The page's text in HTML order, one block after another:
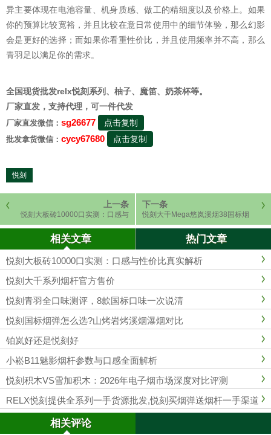
异主要体现在电池容量、机身质感、做工的精细度以及价格上。如果
你的预算比较宽裕，并且比较在意日常使用中的细节体验，那么幻影
会是更好的选择；而如果你看重性价比，并且使用频率并不高，那么
青羽足以满足你的需求。
全国现货批发relx悦刻系列、柚子、魔笛、奶茶杯等。
厂家直发，支持代理，可一件代发
厂家直发微信： sg26677 点击复制
批发拿货微信： cycy67680 点击复制
悦刻
上一条
悦刻大板砖10000口实测：口感与
性价比真实解析
下一条
悦刻大千Mega悠岚溪烟38国标烟
弹：价格、参数与口感深度评测
相关文章 热门文章
悦刻大板砖10000口实测：口感与性价比真实解析
悦刻大千系列烟杆官方售价
悦刻青羽全口味测评，8款国标口味一次说清
悦刻国标烟弹怎么选?山烤岩烤溪烟瀑烟对比
铂岚好还是悦刻好
小崧B11魅影烟杆参数与口感全面解析
悦刻积木VS雪加积木：2026年电子烟市场深度对比评测
RELX悦刻提供全系列一手货源批发,悦刻买烟弹送烟杆一手渠道
相关评论